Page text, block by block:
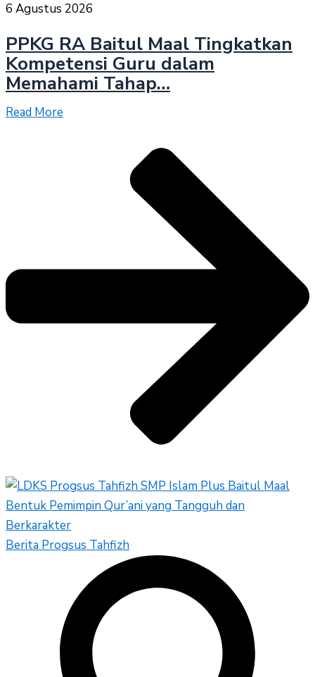
6 Agustus 2026
PPKG RA Baitul Maal Tingkatkan
Kompetensi Guru dalam
Memahami Tahap…
Read More
Berita Progsus Tahfizh